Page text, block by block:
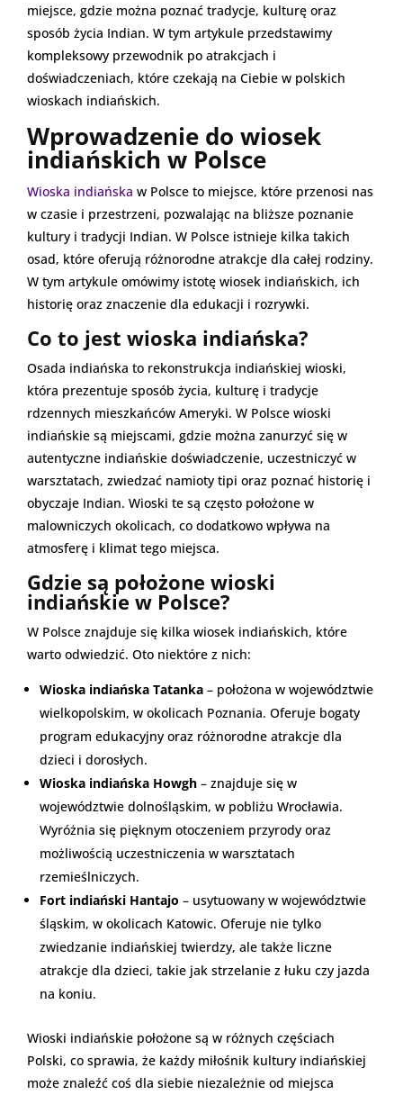
miejsce, gdzie można poznać tradycje, kulturę oraz
sposób życia Indian. W tym artykule przedstawimy
kompleksowy przewodnik po atrakcjach i
doświadczeniach, które czekają na Ciebie w polskich
wioskach indiańskich.
Wprowadzenie do wiosek
indiańskich w Polsce
Wioska indiańska w Polsce to miejsce, które przenosi nas
w czasie i przestrzeni, pozwalając na bliższe poznanie
kultury i tradycji Indian. W Polsce istnieje kilka takich
osad, które oferują różnorodne atrakcje dla całej rodziny.
W tym artykule omówimy istotę wiosek indiańskich, ich
historię oraz znaczenie dla edukacji i rozrywki.
Co to jest wioska indiańska?
Osada indiańska to rekonstrukcja indiańskiej wioski,
która prezentuje sposób życia, kulturę i tradycje
rdzennych mieszkańców Ameryki. W Polsce wioski
indiańskie są miejscami, gdzie można zanurzyć się w
autentyczne indiańskie doświadczenie, uczestniczyć w
warsztatach, zwiedzać namioty tipi oraz poznać historię i
obyczaje Indian. Wioski te są często położone w
malowniczych okolicach, co dodatkowo wpływa na
atmosferę i klimat tego miejsca.
Gdzie są położone wioski
indiańskie w Polsce?
W Polsce znajduje się kilka wiosek indiańskich, które
warto odwiedzić. Oto niektóre z nich:
Wioska indiańska Tatanka – położona w województwie
wielkopolskim, w okolicach Poznania. Oferuje bogaty
program edukacyjny oraz różnorodne atrakcje dla
dzieci i dorosłych.
Wioska indiańska Howgh – znajduje się w
województwie dolnośląskim, w pobliżu Wrocławia.
Wyróżnia się pięknym otoczeniem przyrody oraz
możliwością uczestniczenia w warsztatach
rzemieślniczych.
Fort indiański Hantajo – usytuowany w województwie
śląskim, w okolicach Katowic. Oferuje nie tylko
zwiedzanie indiańskiej twierdzy, ale także liczne
atrakcje dla dzieci, takie jak strzelanie z łuku czy jazda
na koniu.
Wioski indiańskie położone są w różnych częściach
Polski, co sprawia, że każdy miłośnik kultury indiańskiej
może znaleźć coś dla siebie niezależnie od miejsca